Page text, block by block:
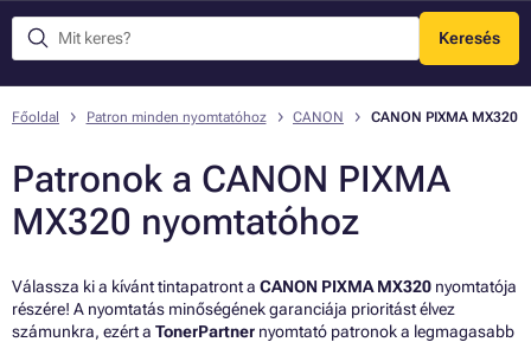
Keresés
Menü
Főoldal Patron minden nyomtatóhoz CANON CANON PIXMA MX320
Patronok a CANON PIXMA
MX320 nyomtatóhoz
Válassza ki a kívánt tintapatront a CANON PIXMA MX320 nyomtatója
részére! A nyomtatás minőségének garanciája prioritást élvez
számunkra, ezért a TonerPartner nyomtató patronok a legmagasabb